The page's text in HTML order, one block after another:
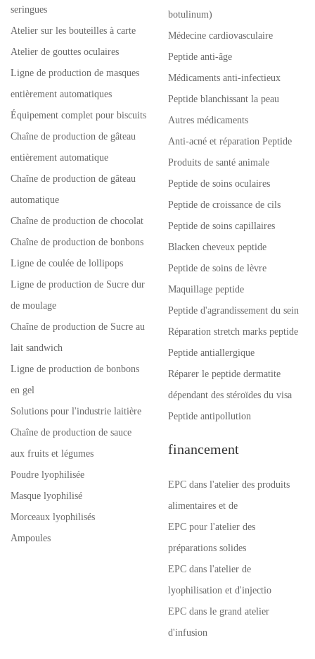
seringues
Atelier sur les bouteilles à carte
Atelier de gouttes oculaires
Ligne de production de masques
entièrement automatiques
Équipement complet pour biscuits
Chaîne de production de gâteau
entièrement automatique
Chaîne de production de gâteau
automatique
Chaîne de production de chocolat
Chaîne de production de bonbons
Ligne de coulée de lollipops
Ligne de production de Sucre dur
de moulage
Chaîne de production de Sucre au
lait sandwich
Ligne de production de bonbons
en gel
Solutions pour l'industrie laitière
Chaîne de production de sauce
aux fruits et légumes
Poudre lyophilisée
Masque lyophilisé
Morceaux lyophilisés
Ampoules
botulinum)
Médecine cardiovasculaire
Peptide anti-âge
Médicaments anti-infectieux
Peptide blanchissant la peau
Autres médicaments
Anti-acné et réparation Peptide
Produits de santé animale
Peptide de soins oculaires
Peptide de croissance de cils
Peptide de soins capillaires
Blacken cheveux peptide
Peptide de soins de lèvre
Maquillage peptide
Peptide d'agrandissement du sein
Réparation stretch marks peptide
Peptide antiallergique
Réparer le peptide dermatite
dépendant des stéroïdes du visa
Peptide antipollution
financement
EPC dans l'atelier des produits
alimentaires et de
EPC pour l'atelier des
préparations solides
EPC dans l'atelier de
lyophilisation et d'injectio
EPC dans le grand atelier
d'infusion